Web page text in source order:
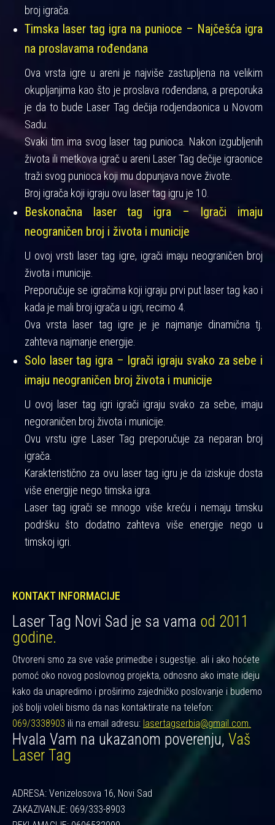
broj igrača.
Timska laser tag igra na punioce – Najčešća igra
na proslavama rođendana
Ova vrsta igre u areni je najviše zastupljena na velikim
okupljanjima kao što je proslava rođendana, a preporuka
je da to bude Laser Tag dečija rodjendaonica u Novom
Sadu.
Svaki tim ima svog laser tag punioca. Nakon izgubljenih
života ili metkova igrač u areni Laser Tag dečije igraonice
traži svog punioca koji mu dopunjava nove živote.
Broj igrača koji igraju ovu laser tag igru je 10.
Beskonačna laser tag igra – Igrači imaju
neograničen broj i života i municije
U ovoj vrsti laser tag igre, igrači imaju neograničen broj
života i municije.
Preporučuje se igračima koji igraju prvi put laser tag kao i
kada je mali broj igrača u igri, recimo 4.
Ova vrsta laser tag igre je je najmanje dinamična tj.
zahteva najmanje energije.
Solo laser tag igra – Igrači igraju svako za sebe i
imaju neograničen broj života i municije
U ovoj laser tag igri igrači igraju svako za sebe, imaju
negoraničen broj života i municije.
Ovu vrstu igre Laser Tag preporučuje za neparan broj
igrača.
Karakteristično za ovu laser tag igru je da iziskuje dosta
više energije nego timska igra.
Laser tag igrači se mnogo više kreću i nemaju timsku
podršku što dodatno zahteva više energije nego u
timskoj igri.
KONTAKT INFORMACIJE
Laser Tag Novi Sad je sa vama od 2011
godine.
Otvoreni smo za sve vaše primedbe i sugestije. ali i ako hoćete
pomoć oko novog poslovnog projekta, odnosno ako imate ideju
kako da unapredimo i proširimo zajedničko poslovanje i budemo
još bolji voleli bismo da nas kontaktirate na telefon:
069/3338903 ili na email adresu: lasertagserbia@gmail.com.
Hvala Vam na ukazanom poverenju, Vaš
Laser Tag
ADRESA: Venizelosova 16, Novi Sad
ZAKAZIVANJE: 069/333-8903